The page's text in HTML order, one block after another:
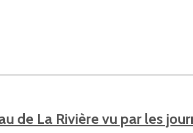
de La Rivière vu par les